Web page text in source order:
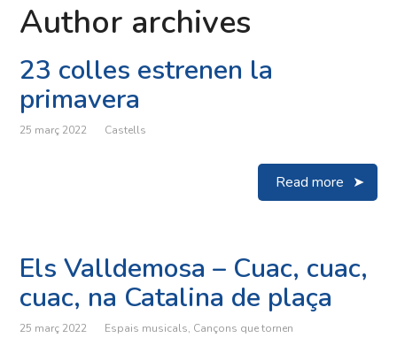
Author archives
23 colles estrenen la
primavera
25 març 2022 Castells
Read more
Els Valldemosa – Cuac, cuac,
cuac, na Catalina de plaça
25 març 2022 Espais musicals, Cançons que tornen